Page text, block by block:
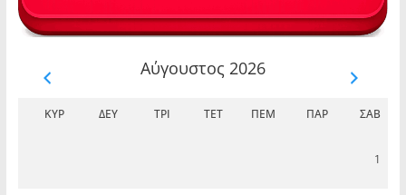
Αύγουστος 2026
ΚΥΡ ΔΕΥ ΤΡΊ ΤΕΤ ΠΈΜ ΠΑΡ ΣΆΒ
1